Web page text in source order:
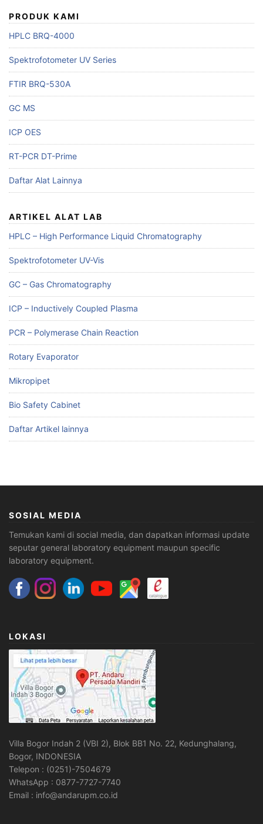
PRODUK KAMI
HPLC BRQ-4000
Spektrofotometer UV Series
FTIR BRQ-530A
GC MS
ICP OES
RT-PCR DT-Prime
Daftar Alat Lainnya
ARTIKEL ALAT LAB
HPLC – High Performance Liquid Chromatography
Spektrofotometer UV-Vis
GC – Gas Chromatography
ICP – Inductively Coupled Plasma
PCR – Polymerase Chain Reaction
Rotary Evaporator
Mikropipet
Bio Safety Cabinet
Daftar Artikel lainnya
SOSIAL MEDIA
Temukan kami di social media, dan dapatkan informasi update
seputar general laboratory equipment maupun specific
laboratory equipment.
LOKASI
Villa Bogor Indah 2 (VBI 2), Blok BB1 No. 22, Kedunghalang,
Bogor, INDONESIA
Telepon : (0251)-7504679
WhatsApp : 0877-7727-7740
Email : info@andarupm.co.id